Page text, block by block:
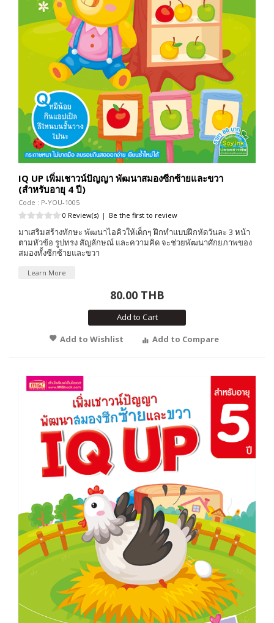
IQ UP เพิ่มเชาวน์ปัญญา พัฒนาสมองซีกซ้ายและขวา
(สำหรับอายุ 4 ปี)
Code : P-YOU-1005
0 Review(s) | Be the first to review
มาเสริมสร้างทักษะ พัฒนาไอคิวให้เด็กๆ ฝึกทำแบบฝึกหัดวันละ 3 หน้า
ตามหัวข้อ รูปทรง สัญลักษณ์ และความคิด จะช่วยพัฒนาศักยภาพของ
สมองทั้งซีกซ้ายและขวา
Learn More
80.00 THB
Add to Cart
Add to Wishlist
Add to Compare